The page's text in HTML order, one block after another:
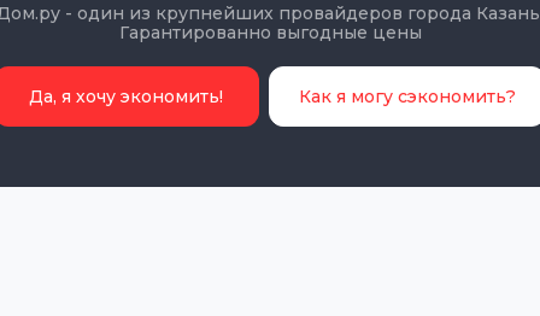
- один из крупнейших провайдеров города
Гарантированно выгодные цены
Да, я хочу экономить! Как я могу сэкономить?